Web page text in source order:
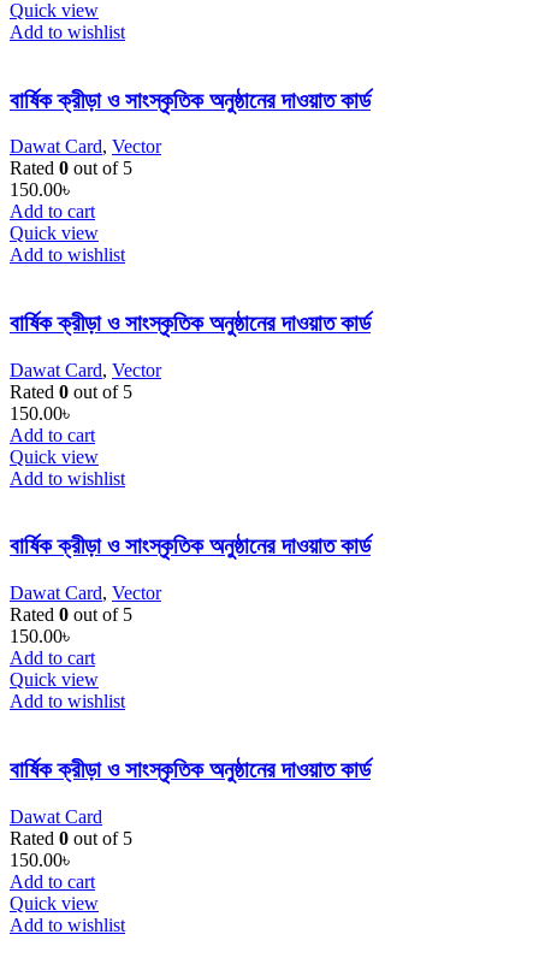
Quick view
Add to wishlist
বার্ষিক ক্রীড়া ও সাংস্কৃতিক অনুষ্ঠানের দাওয়াত কার্ড
Dawat Card, Vector
Rated 0 out of 5
150.00৳
Add to cart
Quick view
Add to wishlist
বার্ষিক ক্রীড়া ও সাংস্কৃতিক অনুষ্ঠানের দাওয়াত কার্ড
Dawat Card, Vector
Rated 0 out of 5
150.00৳
Add to cart
Quick view
Add to wishlist
বার্ষিক ক্রীড়া ও সাংস্কৃতিক অনুষ্ঠানের দাওয়াত কার্ড
Dawat Card, Vector
Rated 0 out of 5
150.00৳
Add to cart
Quick view
Add to wishlist
বার্ষিক ক্রীড়া ও সাংস্কৃতিক অনুষ্ঠানের দাওয়াত কার্ড
Dawat Card
Rated 0 out of 5
150.00৳
Add to cart
Quick view
Add to wishlist